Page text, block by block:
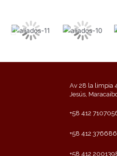
Av 28 la limpia
Jesús,
+58 412
+58 412
+58 412